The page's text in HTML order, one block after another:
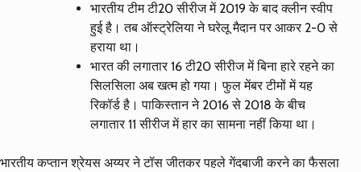
भारतीय टीम टी20 सीरीज में 2019 के बाद क्लीन स्वीप
हुई है। तब ऑस्ट्रेलिया ने घरेलू मैदान पर आकर 2-0 से
हराया था।
भारत की लगातार 16 टी20 सीरीज में बिना हारे रहने का
सिलसिला अब खत्म हो गया। फुल मेंबर टीमों में यह
रिकॉर्ड है। पाकिस्तान ने 2016 से 2018 के बीच
लगातार 11 सीरीज में हार का सामना नहीं किया था।
भारतीय कप्तान श्रेयस अय्यर ने टॉस जीतकर पहले गेंदबाजी करने का फैसला